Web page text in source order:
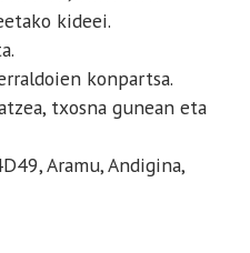
kideei.
konpartsa.
txosna gunean eta
Aramu, Andigina,